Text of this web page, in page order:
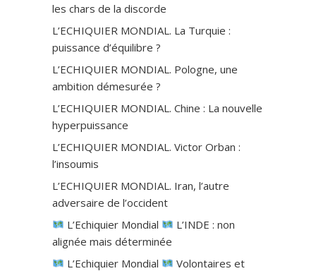
les chars de la discorde
L’ECHIQUIER MONDIAL. La Turquie :
puissance d’équilibre ?
L’ECHIQUIER MONDIAL. Pologne, une
ambition démesurée ?
L’ECHIQUIER MONDIAL. Chine : La nouvelle
hyperpuissance
L’ECHIQUIER MONDIAL. Victor Orban :
l’insoumis
L’ECHIQUIER MONDIAL. Iran, l’autre
adversaire de l’occident
L’Echiquier Mondial
L’INDE : non
alignée mais déterminée
L’Echiquier Mondial
Volontaires et